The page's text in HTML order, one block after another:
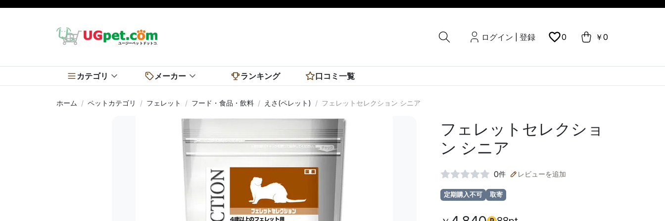
ログイン 登録 0 ￥0
カテゴリ メーカー ランキング 口コミ一覧
ホーム ペットカテゴリ フェレット フード・食品・飲料 えさ(ペレット) フェレットセレクション シニア
フェレットセレクショ
ン シニア
0件 レビューを追加
定期購入不可 取寄